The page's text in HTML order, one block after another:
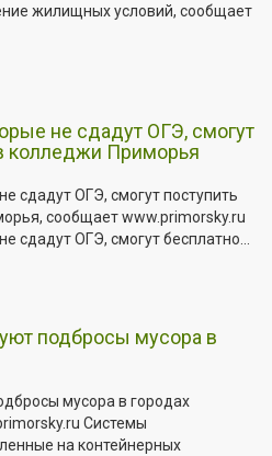
жилищных условий, сообщает
не сдадут ОГЭ, смогут
колледжи Приморья
сдадут ОГЭ, смогут поступить
сообщает www.primorsky.ru
сдадут ОГЭ, смогут бесплатно...
подбросы мусора в
мусора в городах
Системы
на контейнерных